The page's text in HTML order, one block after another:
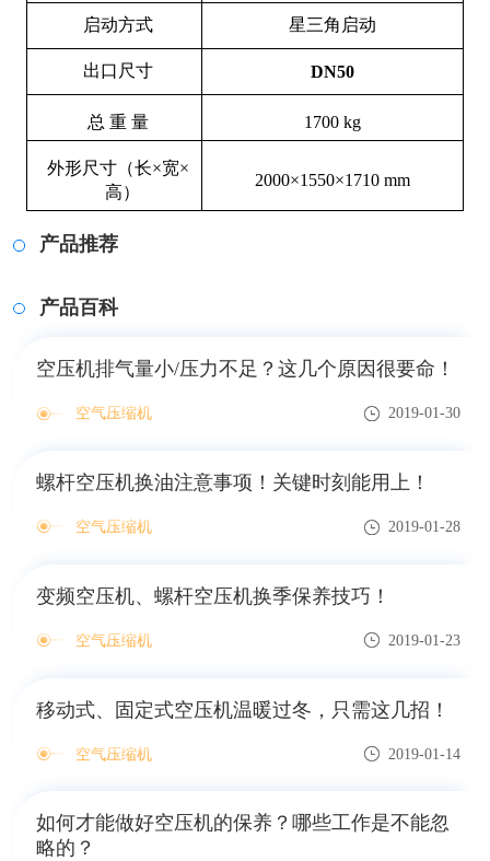
启动方式 星三角启动
出口尺寸 DN50
总 重 量 1700 kg
外形尺寸（长×宽×
高）
2000×1550×1710 mm
产品推荐
产品百科
空压机排气量小/压力不足？这几个原因很要命！
空气压缩机 2019-01-30
螺杆空压机换油注意事项！关键时刻能用上！
空气压缩机 2019-01-28
变频空压机、螺杆空压机换季保养技巧！
空气压缩机 2019-01-23
移动式、固定式空压机温暖过冬，只需这几招！
空气压缩机 2019-01-14
如何才能做好空压机的保养？哪些工作是不能忽
略的？